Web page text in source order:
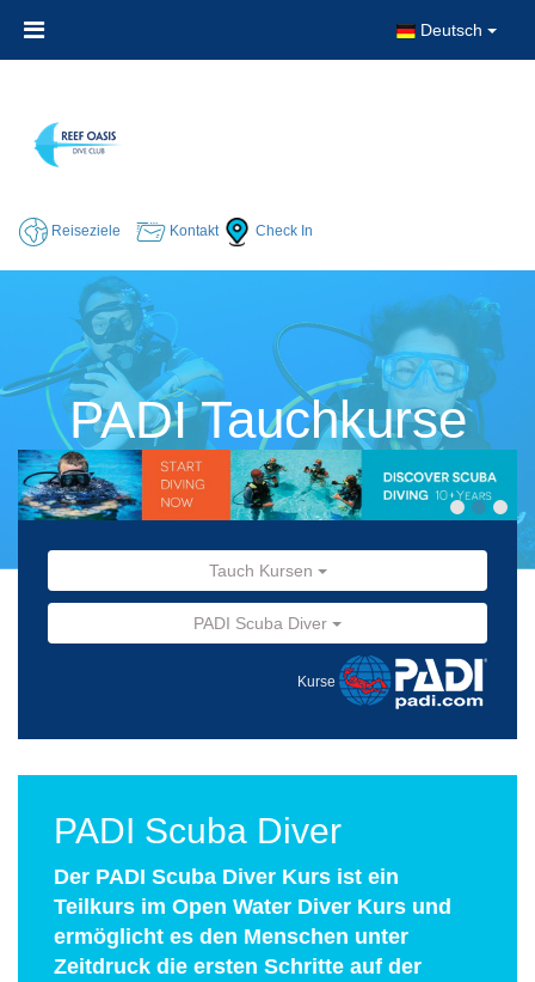
Deutsch
Reiseziele Kontakt Check In
PADI Tauchkurse
Tauch Kursen
PADI Scuba Diver
Kurse
PADI Scuba Diver
Der PADI Scuba Diver Kurs ist ein
Teilkurs im Open Water Diver Kurs und
ermöglicht es den Menschen unter
Zeitdruck die ersten Schritte auf der